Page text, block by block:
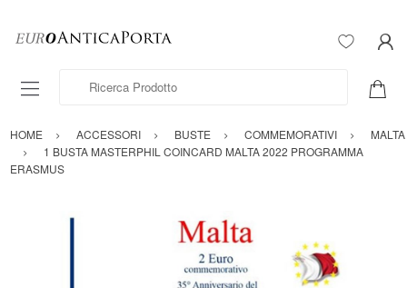
Ricerca Prodotto
HOME ACCESSORI BUSTE COMMEMORATIVI
MALTA
1 BUSTA MASTERPHIL COINCARD MALTA 2022 PROGRAMMA
ERASMUS